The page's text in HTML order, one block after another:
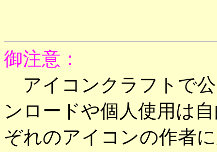
御注意：
アイコンクラフトで
ンロードや個人使用は
ぞれのアイコンの作者